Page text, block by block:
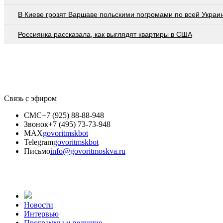
В Киеве грозят Варшаве польскими погромами по всей
Россиянка рассказала, как выглядят квартиры в США
Связь с эфиром
СМС+7 (925) 88-88-948
Звонок+7 (495) 73-73-948
MAXgovoritmskbot
Telegramgovoritmskbot
Письмоinfo@govoritmoskva.ru
Новости
Интервью